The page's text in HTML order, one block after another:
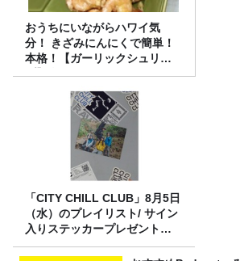
おうちにいながらハワイ気
分！ きざみにんにくで簡単！
本格！【ガーリックシュリン
プ】 桃屋のかんたんレシピ
「CITY CHILL CLUB」8月5日
（水）のプレイリスト/ サイン
入りステッカープレゼント有
り